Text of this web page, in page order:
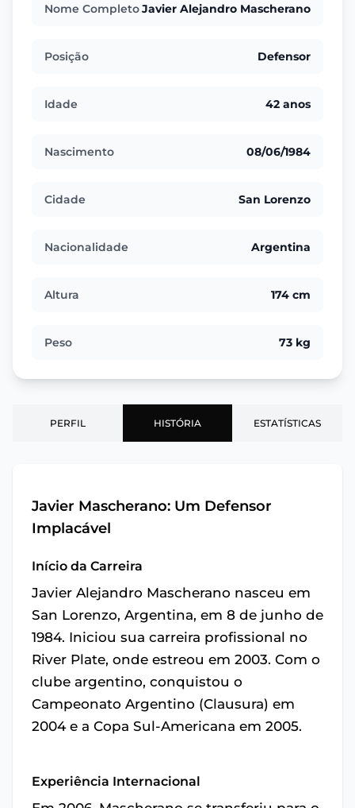
Nome CompletoJavier Alejandro Mascherano
Posição Defensor
Idade 42 anos
Nascimento 08/06/1984
Cidade San Lorenzo
Nacionalidade Argentina
Altura 174 cm
Peso 73 kg
PERFIL HISTÓRIA ESTATÍSTICAS
Javier Mascherano: Um Defensor
Implacável
Início da Carreira
Javier Alejandro Mascherano nasceu em
San Lorenzo, Argentina, em 8 de junho de
1984. Iniciou sua carreira profissional no
River Plate, onde estreou em 2003. Com o
clube argentino, conquistou o
Campeonato Argentino (Clausura) em
2004 e a Copa Sul-Americana em 2005.
Experiência Internacional